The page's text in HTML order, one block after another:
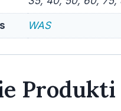
WAS
Produkti